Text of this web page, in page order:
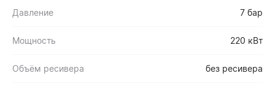
Давление 7 бар
Мощность 220 кВт
Объём ресивера без ресивера